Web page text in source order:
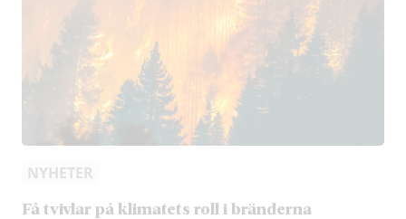
NYHETER
Få tvivlar på klimatets roll i bränderna